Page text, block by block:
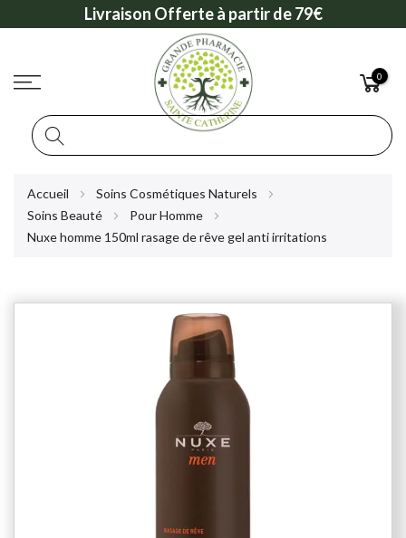
Livraison Offerte à partir de 79€
0
Accueil
Soins Cosmétiques Naturels
Soins Beauté
Pour Homme
Nuxe homme 150ml rasage de rêve gel anti irritations